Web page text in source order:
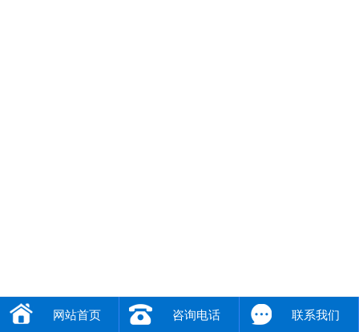
网站首页 咨询电话 联系我们